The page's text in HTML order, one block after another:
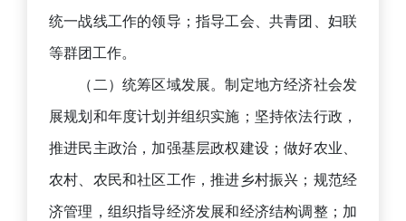
统一战线工作的领导；指导工会、共青团、妇联
等群团工作。
（二）统筹区域发展。制定地方经济社会发
展规划和年度计划并组织实施；坚持依法行政，
推进民主政治，加强基层政权建设；做好农业、
农村、农民和社区工作，推进乡村振兴；规范经
济管理，组织指导经济发展和经济结构调整；加